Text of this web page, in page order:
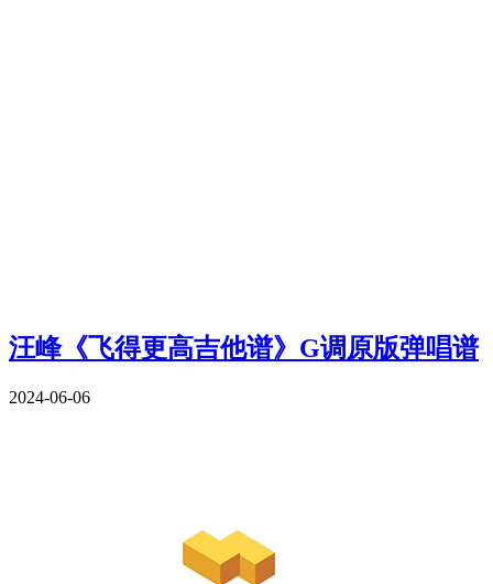
汪峰《飞得更高吉他谱》G调原版弹唱谱
2024-06-06